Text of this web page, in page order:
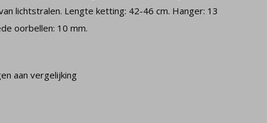
lichtstralen. Lengte ketting: 42-46 cm. Hanger: 13
oorbellen: 10 mm.
aan vergelijking